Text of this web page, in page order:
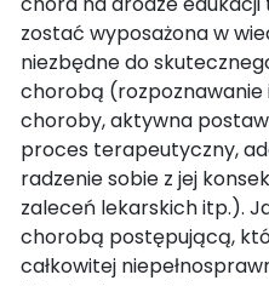
zostać wyposażona w
niezbędne do
chorobą
choroby, aktywna
proces terapeutyczny,
radzenie sobie z jej
zaleceń lekarskich itp.).
chorobą postępującą,
całkowitej